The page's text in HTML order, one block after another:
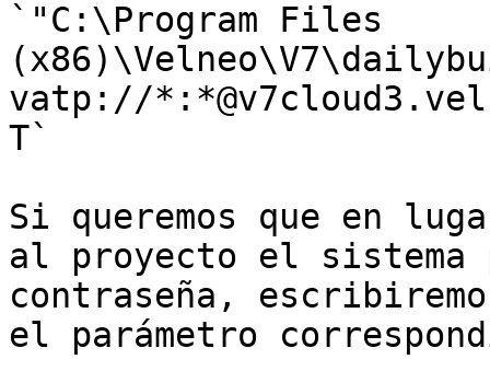
`"C:\Program Files
vatp://
T`
Si queremos que en
al proyecto el
contraseña,
el parámetro